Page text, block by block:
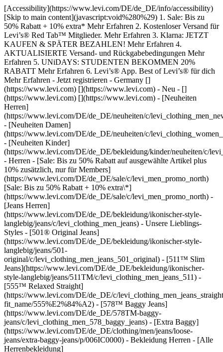
[Accessibility](https://www.levi.com/DE/de_DE/info/accessibility)
[Skip to main content](javascript:void%280%29) 1. Sale: Bis zu
50% Rabatt + 10% extra* Mehr Erfahren 2. Kostenloser Versand für
Levi’s® Red Tab™ Mitglieder. Mehr Erfahren 3. Klarna: JETZT
KAUFEN & SPÄTER BEZAHLEN! Mehr Erfahren 4.
AKTUALISIERTE Versand- und Rückgabebedingungen Mehr
Erfahren 5. UNiDAYS: STUDENTEN BEKOMMEN 20%
RABATT Mehr Erfahren 6. Levi’s® App. Best of Levi’s® für dich
Mehr Erfahren - Jetzt registrieren - Germany []
(https://www.levi.com) [](https://www.levi.com) - Neu - []
(https://www.levi.com) [](https://www.levi.com) - [Neuheiten
Herren]
(https://www.levi.com/DE/de_DE/neuheiten/c/
- [Neuheiten Damen]
(https://www.levi.com/DE/de_DE/neuheiten/c/
- [Neuheiten Kinder]
(https://www.levi.com/DE/de_DE/bekleidung/kinder/neuheiten/c/
- Herren - [Sale: Bis zu 50% Rabatt auf ausgewählte Artikel plus
10% zusätzlich, nur für Members]
(https://www.levi.com/DE/de_DE/sale/c/levi_men_promo_north)
[Sale: Bis zu 50% Rabatt + 10% extra\*]
(https://www.levi.com/DE/de_DE/sale/c/levi_men_promo_north) -
[Jeans Herren]
(https://www.levi.com/DE/de_DE/bekleidung/ikonischer-style-
langlebig/jeans/c/levi_clothing_men_jeans) - Unsere Lieblings-
Styles - [501® Original Jeans]
(https://www.levi.com/DE/de_DE/bekleidung/ikonischer-style-
langlebig/jeans/501-
original/c/levi_clothing_men_jeans_501_original) - [511™ Slim
Jeans](https://www.levi.com/DE/de_DE/bekleidung/ikonischer-
style-langlebig/jeans/511TM/c/levi_clothing_men_jeans_511) -
[555™ Relaxed Straight]
(https://www.levi.com/DE/de_DE/c/
fit_name/555%E2%84%A2) - [578™ Baggy Jeans]
(https://www.levi.com/DE/de_DE/578TM-baggy-
jeans/c/levi_clothing_men_578_baggy_jeans) - [Extra Baggy]
(https://www.levi.com/DE/de_DE/clothing/men/jeans/loose-
jeans/extra-baggy-jeans/p/006IC0000) - Bekleidung Herren - [Alle
Herrenbekleidung]